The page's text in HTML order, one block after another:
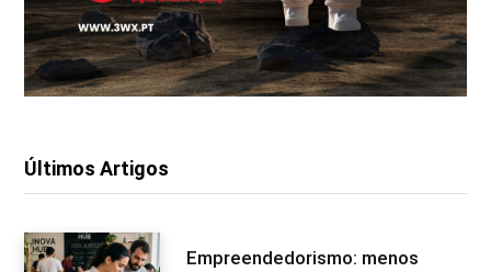
Últimos Artigos
Empreendedorismo: menos